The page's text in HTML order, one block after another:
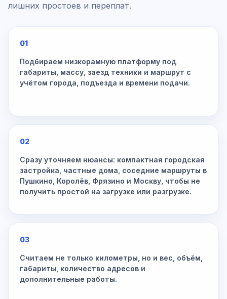
лишних простоев и переплат.
01
Подбираем низкорамную платформу под
габариты, массу, заезд техники и маршрут с
учётом города, подъезда и времени подачи.
02
Сразу уточняем нюансы: компактная городская
застройка, частные дома, соседние маршруты в
Пушкино, Королёв, Фрязино и Москву, чтобы не
получить простой на загрузке или разгрузке.
03
Считаем не только километры, но и вес, объём,
габариты, количество адресов и
дополнительные работы.